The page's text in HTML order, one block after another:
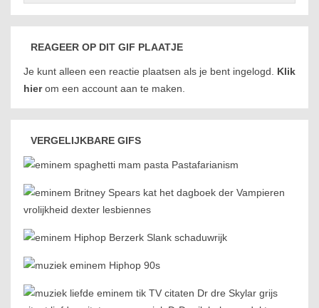
REAGEER OP DIT GIF PLAATJE
Je kunt alleen een reactie plaatsen als je bent ingelogd. Klik
hierom een account aan te maken.
VERGELIJKBARE GIFS